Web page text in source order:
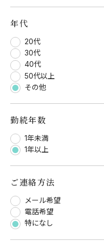
年代
20代
30代
40代
50代以上
その他
勤続年数
1年未満
1年以上
ご連絡方法
メール希望
電話希望
特になし